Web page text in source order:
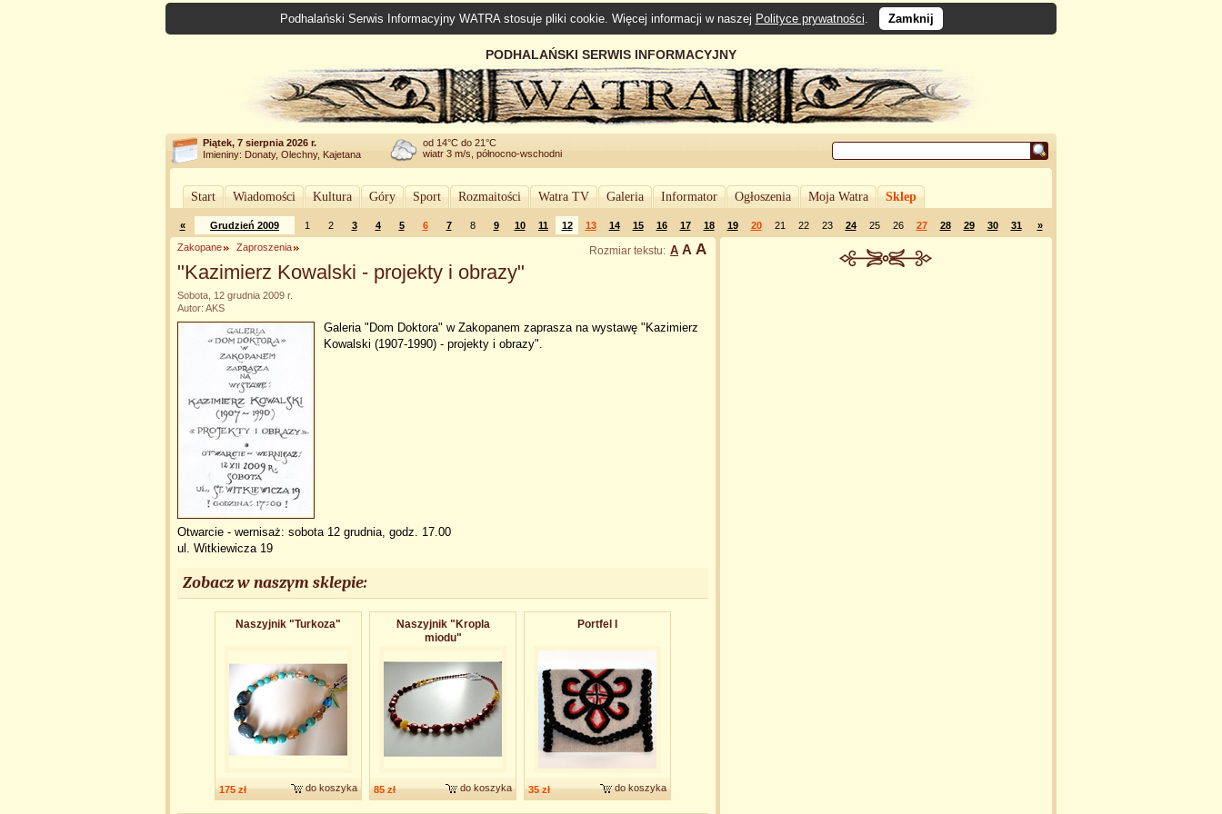
Podhalański Serwis Informacyjny WATRA stosuje pliki cookie. Więcej informacji w naszej Polityce prywatności. Zamknij
PODHALAŃSKI SERWIS INFORMACYJNY
Piątek, 7 sierpnia 2026 r.
Imieniny: Donaty, Olechny, Kajetana
od 14°C do 21°C
wiatr 3 m/s, północno-wschodni
Start Wiadomości Kultura Góry Sport Rozmaitości Watra TV Galeria Informator Ogłoszenia Moja Watra Sklep
« Grudzień 2009 1 2 3 4 5 6 7 8 9 10 11 12 13 14 15 16 17 18 19 20 21 22 23 24 25 26 27 28 29 30 31 »
Rozmiar tekstu: A A A
Zakopane Zaproszenia
"Kazimierz Kowalski - projekty i obrazy"
Sobota, 12 grudnia 2009 r.
Autor: AKS
Galeria "Dom Doktora" w Zakopanem zaprasza na wystawę "Kazimierz
Kowalski (1907-1990) - projekty i obrazy".
Otwarcie - wernisaż: sobota 12 grudnia, godz. 17.00
ul. Witkiewicza 19
Zobacz w naszym sklepie:
Naszyjnik "Turkoza"
175 zł do koszyka
Naszyjnik "Kropla
miodu"
85 zł do koszyka
Portfel I
35 zł do koszyka